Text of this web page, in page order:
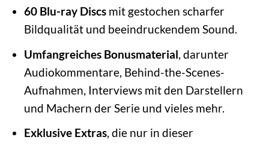
60 Blu-ray Discsmit gestochen scharfer
Bildqualität und beeindruckendem Sound.
Umfangreiches Bonusmaterial, darunter
Audiokommentare, Behind-the-Scenes-
Aufnahmen, Interviews mit den Darstellern
und Machern der Serie und vieles mehr.
Exklusive Extras, die nur in dieser